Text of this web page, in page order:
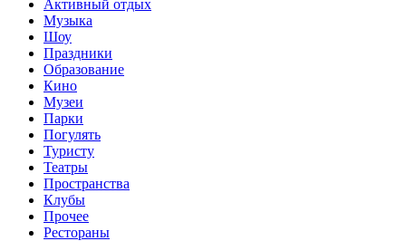
Активный отдых
Музыка
Шоу
Праздники
Образование
Кино
Музеи
Парки
Погулять
Туристу
Театры
Пространства
Клубы
Прочее
Рестораны